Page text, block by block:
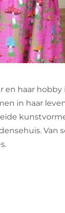
en haar
in haar
Van